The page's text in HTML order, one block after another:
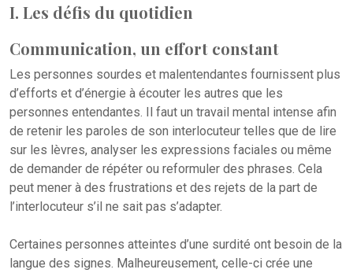
I. Les défis du quotidien
Communication, un effort constant
Les personnes sourdes et malentendantes fournissent plus
d’efforts et d’énergie à écouter les autres que les
personnes entendantes. Il faut un travail mental intense afin
de retenir les paroles de son interlocuteur telles que de lire
sur les lèvres, analyser les expressions faciales ou même
de demander de répéter ou reformuler des phrases. Cela
peut mener à des frustrations et des rejets de la part de
l’interlocuteur s’il ne sait pas s’adapter.
Certaines personnes atteintes d’une surdité ont besoin de la
langue des signes. Malheureusement, celle-ci crée une